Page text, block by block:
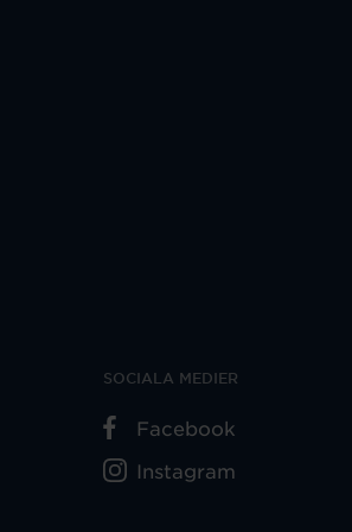
SOCIALA MEDIER
Facebook
Instagram